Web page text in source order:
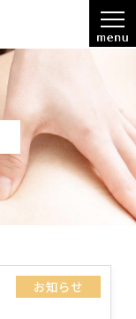
お知らせ